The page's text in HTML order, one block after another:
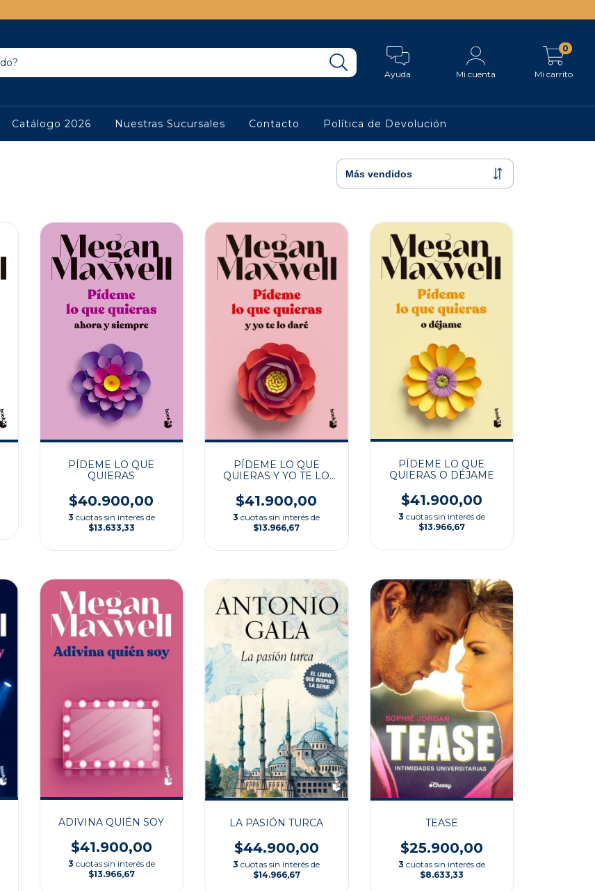
Ayuda Mi cuenta Mi carrito
0
Catálogo 2026 Nuestras Sucursales Contacto Política de Devolución
PÍDEME LO QUE
QUIERAS
$40.900,00
3 cuotas sin interés de
$13.633,33
PÍDEME LO QUE
QUIERAS Y YO TE LO
$41.900,00
3 cuotas sin interés de
$13.966,67
PÍDEME LO QUE
QUIERAS O DÉJAME
$41.900,00
3 cuotas sin interés de
$13.966,67
ADIVINA QUIÉN SOY
$41.900,00
3 cuotas sin interés de
$13.966,67
LA PASIÓN TURCA
$44.900,00
3 cuotas sin interés de
$14.966,67
TEASE
$25.900,00
3 cuotas sin interés de
$8.633,33